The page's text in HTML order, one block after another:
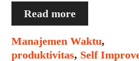
Read moreBagaimana
Melibatkan
Orang
Lain
Categories
Manajemen Waktu,
produktivitas, Self